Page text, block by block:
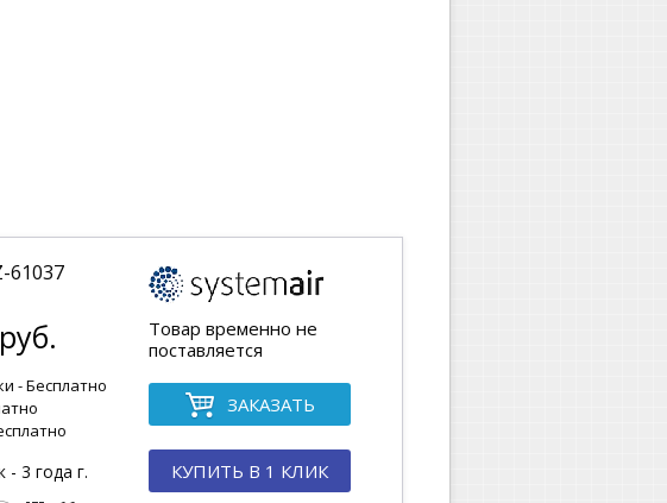
61037
- Бесплатно
- 3 года г.
Товар временно не
поставляется
ЗАКАЗАТЬ
КУПИТЬ В 1 КЛИК